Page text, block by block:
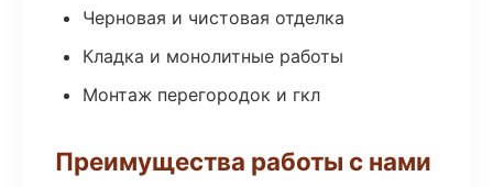
Черновая и чистовая отделка
Кладка и монолитные работы
Монтаж перегородок и гкл
Преимущества работы с нами